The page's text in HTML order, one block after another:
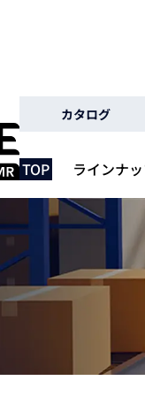
スマートセンサー
LMI Technologies|
事例一覧使いたい
無料2Dカメラデモ
無料3Dセンサー計測
無料コードリーダデ
カタログ
TOP ラインナ